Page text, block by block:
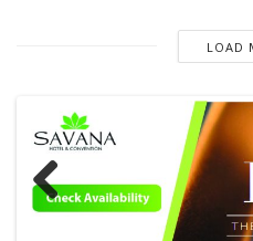
LOAD
Previous